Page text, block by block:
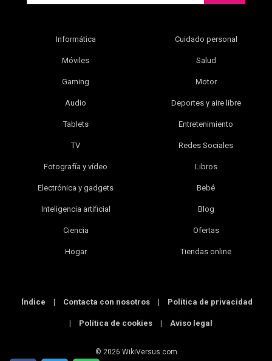
Informática
Móviles
Gaming
Audio
Tablets
TV
Fotografía y vídeo
Electrónica y gadgets
Inteligencia artificial
Ciencia
Hogar
Cuidado personal
Salud
Motor
Deportes y aire libre
Entretenimiento
Redes Sociales
Libros
Bebé
Blog
Ofertas
Tiendas online
Índice | Contacta con nosotros | Política de privacidad
| Política de cookies | Aviso legal
© 2026 WikiVersus.com